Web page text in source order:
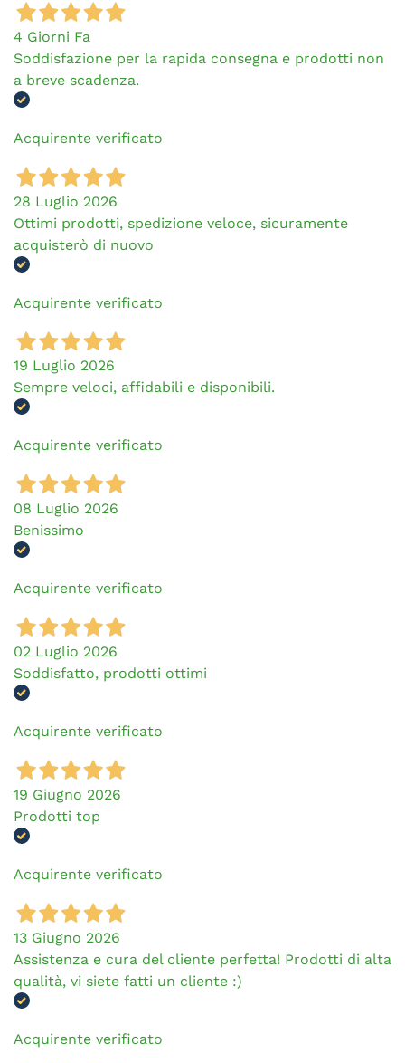
4 Giorni Fa
Soddisfazione per la rapida consegna e prodotti non
a breve scadenza.
Acquirente verificato
28 Luglio 2026
Ottimi prodotti, spedizione veloce, sicuramente
acquisterò di nuovo
Acquirente verificato
19 Luglio 2026
Sempre veloci, affidabili e disponibili.
Acquirente verificato
08 Luglio 2026
Benissimo
Acquirente verificato
02 Luglio 2026
Soddisfatto, prodotti ottimi
Acquirente verificato
19 Giugno 2026
Prodotti top
Acquirente verificato
13 Giugno 2026
Assistenza e cura del cliente perfetta! Prodotti di alta
qualità, vi siete fatti un cliente :)
Acquirente verificato